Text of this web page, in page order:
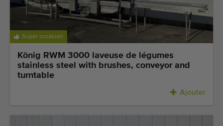
Alertes Machines
Importez une machine
Machines
Marques
Super occasion
König RWM 3000 laveuse de légumes
stainless steel with brushes, conveyor and
turntable
Ajouter